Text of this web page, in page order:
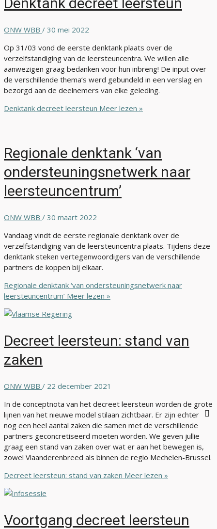
ONW WBB / 30 mei 2022
Op 31/03 vond de eerste denktank plaats over de
verzelfstandiging van de leersteuncentra. We willen alle
aanwezigen graag bedanken voor hun inbreng! De input over
de verschillende thema’s werd gebundeld in een verslag en
bezorgd aan de deelnemers van elke geleding.
Denktank decreet leersteun Meer lezen »
Regionale denktank ‘van
ondersteuningsnetwerk naar
leersteuncentrum’
ONW WBB / 30 maart 2022
Vandaag vindt de eerste regionale denktank over de
verzelfstandiging van de leersteuncentra plaats. Tijdens deze
denktank steken vertegenwoordigers van de verschillende
partners de koppen bij elkaar.
Regionale denktank ‘van ondersteuningsnetwerk naar
leersteuncentrum’ Meer lezen »
Decreet leersteun: stand van
zaken
ONW WBB / 22 december 2021
In de conceptnota van het decreet leersteun worden de grote
lijnen van het nieuwe model stilaan zichtbaar. Er zijn echter
nog een heel aantal zaken die samen met de verschillende
partners geconcretiseerd moeten worden. We geven jullie
graag een stand van zaken over wat er aan het bewegen is,
zowel Vlaanderenbreed als binnen de regio Mechelen-Brussel.
Decreet leersteun: stand van zaken Meer lezen »
Voortgang decreet leersteun